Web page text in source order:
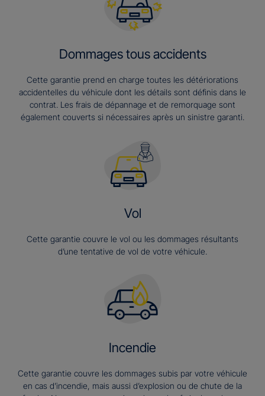
Dommages tous accidents
Cette garantie prend en charge toutes les détériorations
accidentelles du véhicule dont les détails sont définis dans le
contrat. Les frais de dépannage et de remorquage sont
également couverts si nécessaires après un sinistre garanti.
Vol
Cette garantie couvre le vol ou les dommages résultants
d’une tentative de vol de votre véhicule.
Incendie
Cette garantie couvre les dommages subis par votre véhicule
en cas d’incendie, mais aussi d’explosion ou de chute de la